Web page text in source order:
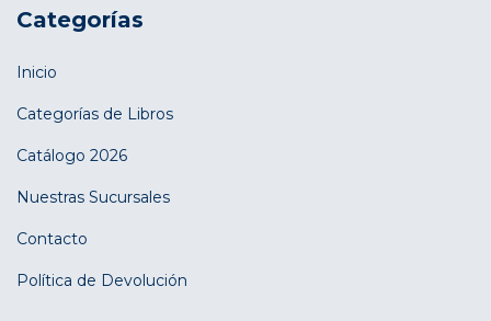
Categorías
Inicio
Categorías de Libros
Catálogo 2026
Nuestras Sucursales
Contacto
Política de Devolución